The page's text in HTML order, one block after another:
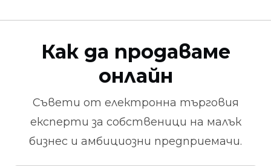
Как да продаваме
онлайн
Съвети от електронна търговия
експерти за собственици на малък
бизнес и амбициозни предприемачи.